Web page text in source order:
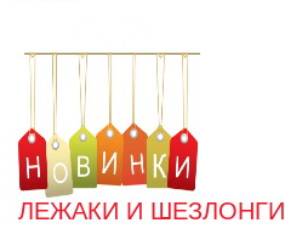
ЛЕЖАКИ И ШЕЗЛОНГИ